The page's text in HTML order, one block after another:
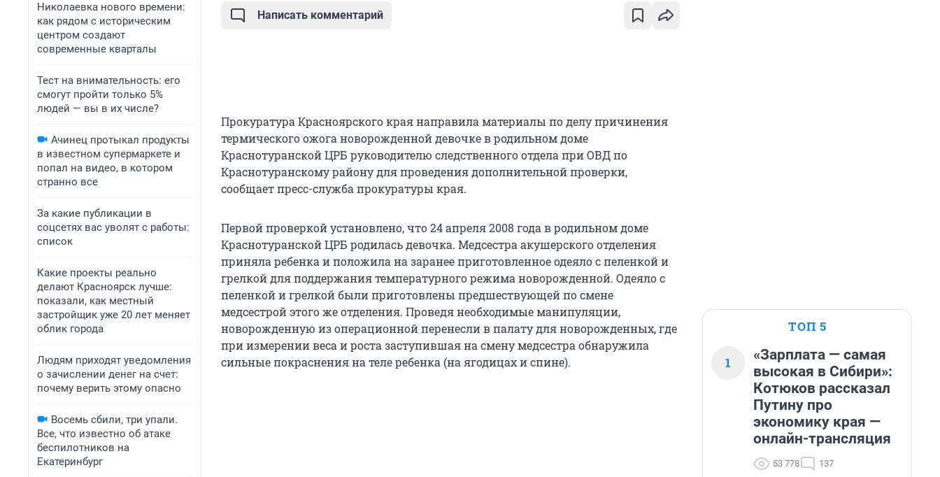
Николаевка нового времени:
как рядом с историческим
центром создают
современные кварталы
Тест на внимательность: его
смогут пройти только 5%
людей — вы в их числе?
Ачинец протыкал продукты
в известном супермаркете и
попал на видео, в котором
странно все
За какие публикации в
соцсетях вас уволят с работы:
список
Какие проекты реально
делают Красноярск лучше:
показали, как местный
застройщик уже 20 лет меняет
облик города
Людям приходят уведомления
о зачислении денег на счет:
почему верить этому опасно
Восемь сбили, три упали.
Все, что известно об атаке
беспилотников на
Екатеринбург
Написать комментарий
Прокуратура Красноярского края направила материалы по делу причинения
термического ожога новорожденной девочке в родильном доме
Краснотуранской ЦРБ руководителю следственного отдела при ОВД по
Краснотуранскому району для проведения дополнительной проверки,
сообщает пресс-служба прокуратуры края.
Первой проверкой установлено, что 24 апреля 2008 года в родильном доме
Краснотуранской ЦРБ родилась девочка. Медсестра акушерского отделения
приняла ребенка и положила на заранее приготовленное одеяло с пеленкой и
грелкой для поддержания температурного режима новорожденной. Одеяло с
пеленкой и грелкой были приготовлены предшествующей по смене
медсестрой этого же отделения. Проведя необходимые манипуляции,
новорожденную из операционной перенесли в палату для новорожденных, где
при измерении веса и роста заступившая на смену медсестра обнаружила
сильные покраснения на теле ребенка (на ягодицах и спине).
ТОП 5
1
«Зарплата — самая
высокая в Сибири»:
Котюков рассказал
Путину про
экономику края —
онлайн-трансляция
53 778 137